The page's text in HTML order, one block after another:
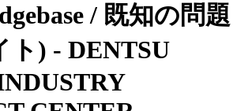
/ 既知の問題
ト) - DENTSU